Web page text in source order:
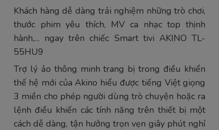
Khách hàng dễ dàng trải nghiệm những trò chơi,
thước phim yêu thích, MV ca nhạc top thịnh
hành,… ngay trên chiếc Smart tivi AKINO TL-
55HU9
Trợ lý ảo thông minh trang bị trong điều khiển
thế hệ mới của Akino hiểu được tiếng Việt giọng
3 miền cho phép người dùng trò chuyện hoặc ra
lệnh điều khiến các tính năng trên thiết bị một
cách dễ dàng, tận hưởng trọn vẹn giây phút nghỉ